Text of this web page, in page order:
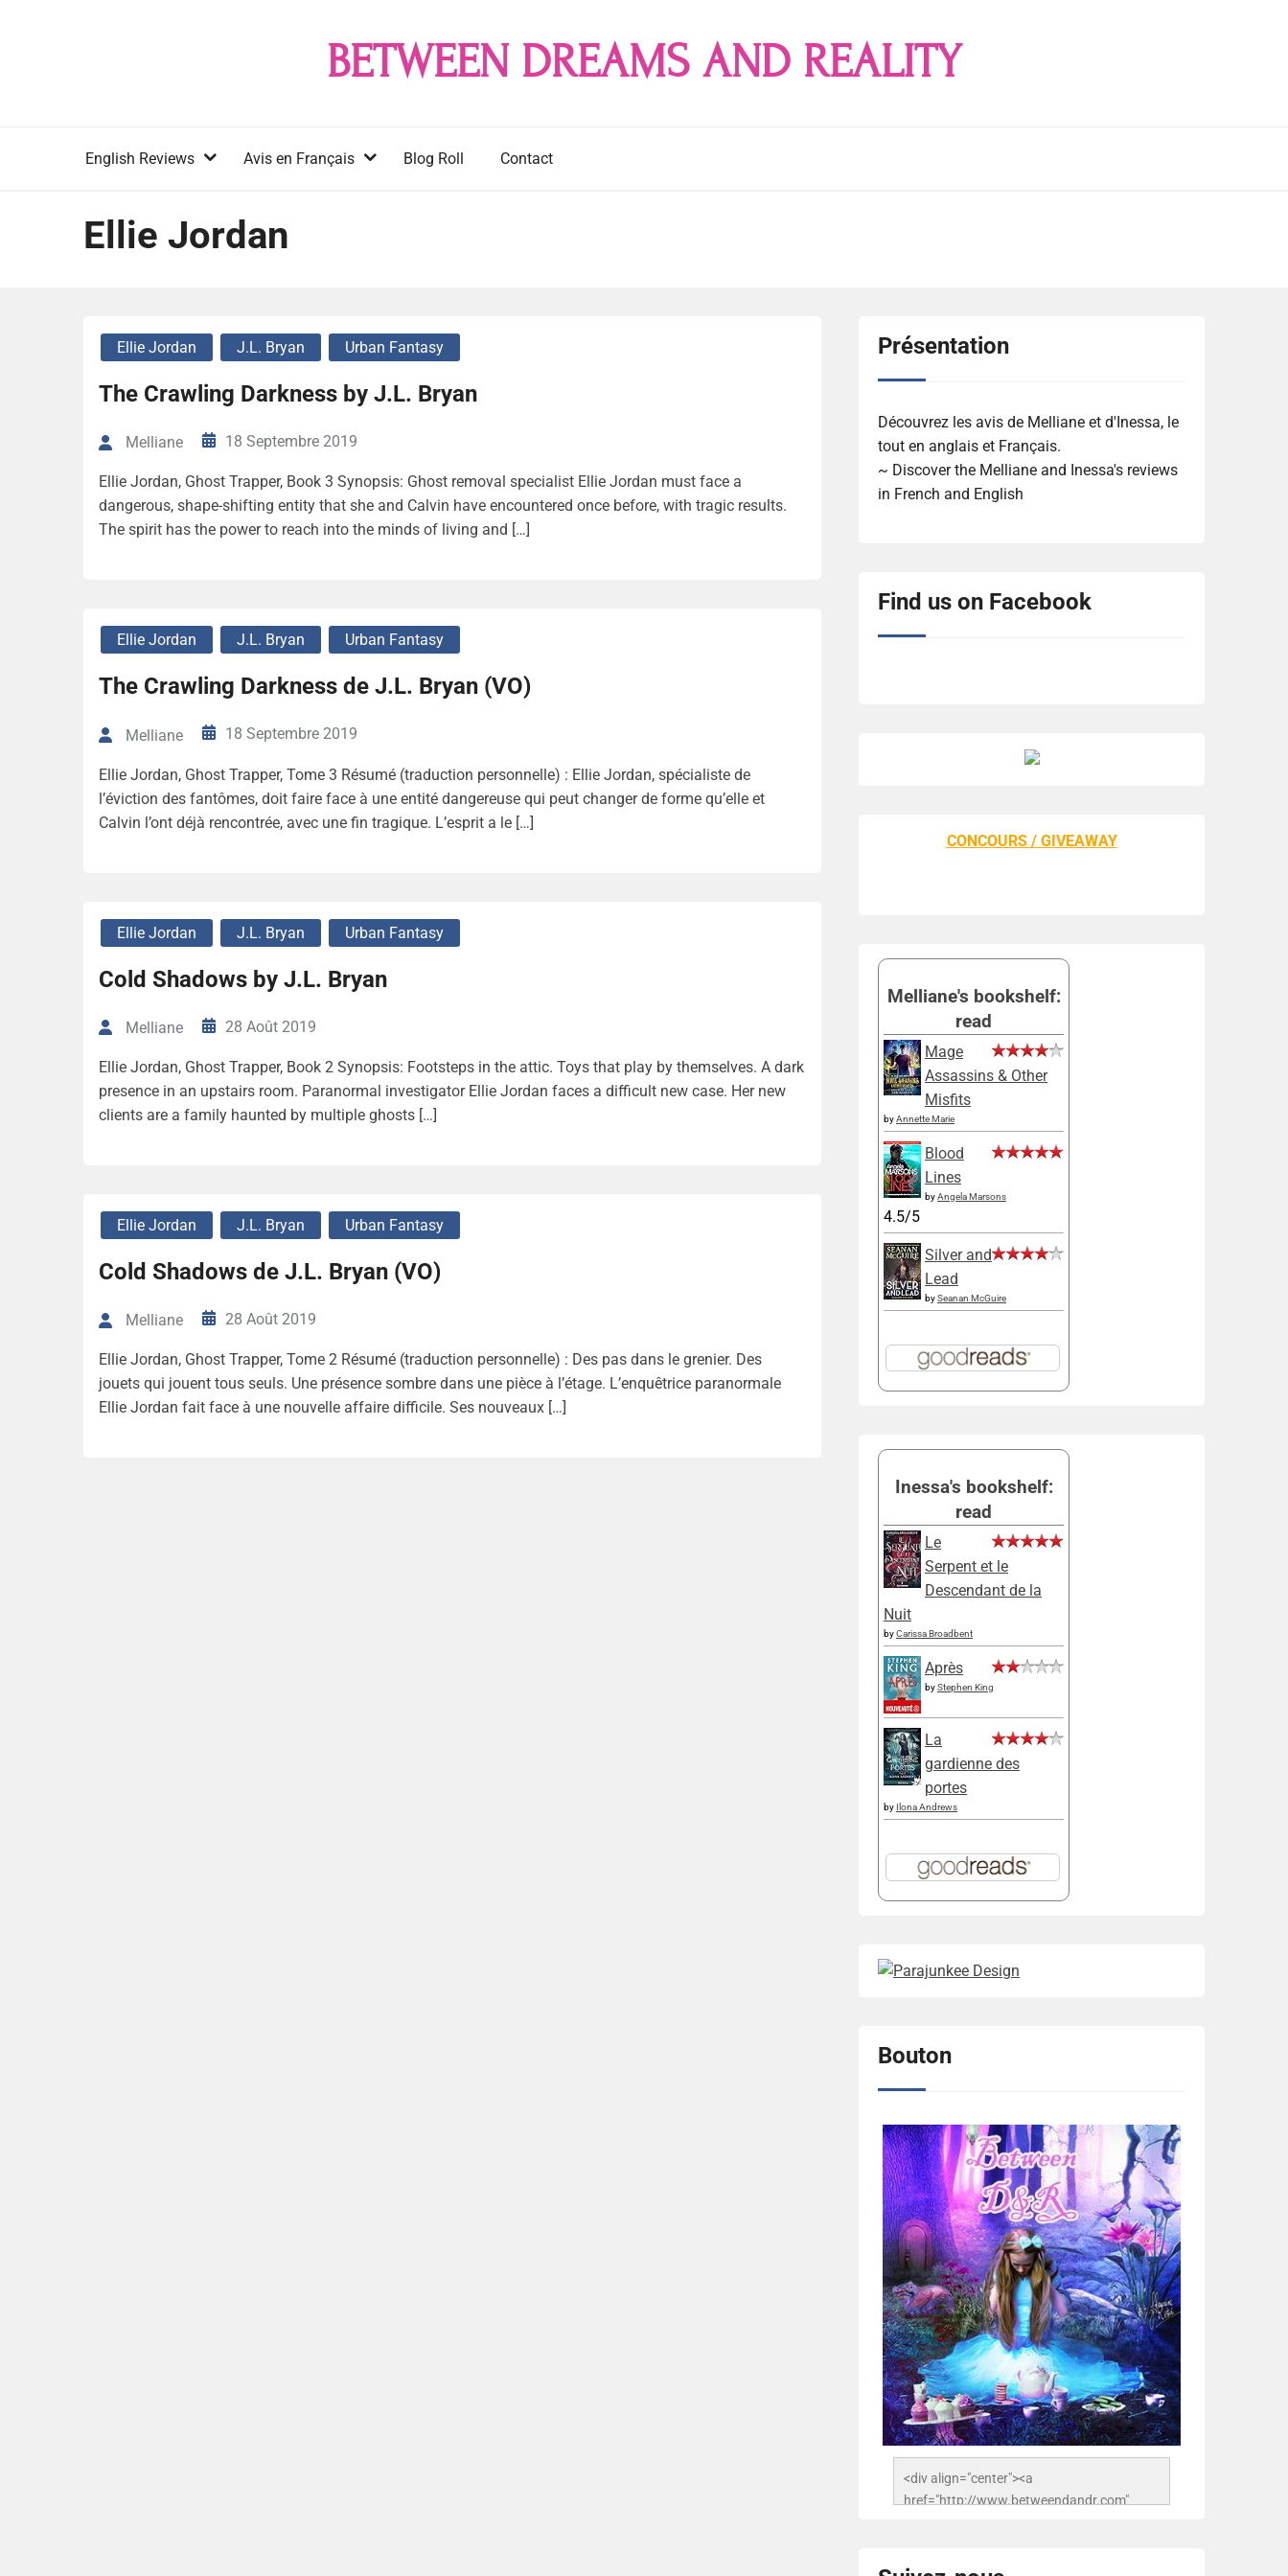
BETWEEN DREAMS AND REALITY
English Reviews Avis en Français Blog Roll Contact
Ellie Jordan
Ellie Jordan J.L. Bryan Urban Fantasy
The Crawling Darkness by J.L. Bryan
Melliane 18 Septembre 2019
Ellie Jordan, Ghost Trapper, Book 3 Synopsis: Ghost removal specialist Ellie Jordan must face a
dangerous, shape-shifting entity that she and Calvin have encountered once before, with tragic results.
The spirit has the power to reach into the minds of living and […]
Ellie Jordan J.L. Bryan Urban Fantasy
The Crawling Darkness de J.L. Bryan (VO)
Melliane 18 Septembre 2019
Ellie Jordan, Ghost Trapper, Tome 3 Résumé (traduction personnelle) : Ellie Jordan, spécialiste de
l’éviction des fantômes, doit faire face à une entité dangereuse qui peut changer de forme qu’elle et
Calvin l’ont déjà rencontrée, avec une fin tragique. L’esprit a le […]
Ellie Jordan J.L. Bryan Urban Fantasy
Cold Shadows by J.L. Bryan
Melliane 28 Août 2019
Ellie Jordan, Ghost Trapper, Book 2 Synopsis: Footsteps in the attic. Toys that play by themselves. A dark
presence in an upstairs room. Paranormal investigator Ellie Jordan faces a difficult new case. Her new
clients are a family haunted by multiple ghosts […]
Ellie Jordan J.L. Bryan Urban Fantasy
Cold Shadows de J.L. Bryan (VO)
Melliane 28 Août 2019
Ellie Jordan, Ghost Trapper, Tome 2 Résumé (traduction personnelle) : Des pas dans le grenier. Des
jouets qui jouent tous seuls. Une présence sombre dans une pièce à l’étage. L’enquêtrice paranormale
Ellie Jordan fait face à une nouvelle affaire difficile. Ses nouveaux […]
Présentation
Découvrez les avis de Melliane et d'Inessa, le
tout en anglais et Français.
~ Discover the Melliane and Inessa's reviews
in French and English
Find us on Facebook
CONCOURS / GIVEAWAY
Melliane's bookshelf:
read
Mage
Assassins & Other
Misfits
byAnnette Marie
Blood
Lines
byAngela Marsons
4.5/5
Silver and
Lead
bySeanan McGuire
Inessa's bookshelf:
read
Le
Serpent et le
Descendant de la
Nuit
byCarissa Broadbent
Après
byStephen King
La
gardienne des
portes
by Ilona Andrews
Bouton
<div align="center"><a
href="http://www.betweendandr.com"
503716673157532-